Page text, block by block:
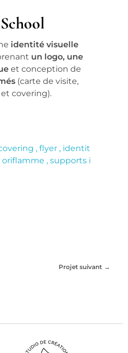
identité visuelle
un logo, une
et conception de
(carte de visite,
covering).
flyer
identit
oriflamme
supports i
Projet suivant